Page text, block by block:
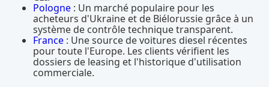
Pologne : Un marché populaire pour les
acheteurs d'Ukraine et de Biélorussie grâce à un
système de contrôle technique transparent.
France : Une source de voitures diesel récentes
pour toute l'Europe. Les clients vérifient les
dossiers de leasing et l'historique d'utilisation
commerciale.